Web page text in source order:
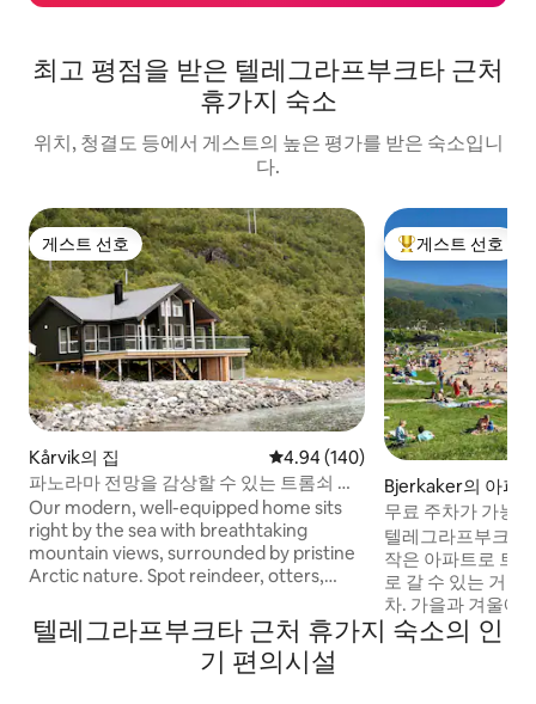
최고 평점을 받은 텔레그라프부크타 근처
휴가지 숙소
위치, 청결도 등에서 게스트의 높은 평가를 받은 숙소입니
다.
게스트 선호
게스트 선호
Kårvik의 집 평점 4.94점(5점 만점), 후기 140
4.94 (140)
파노라마 전망을 감상할 수 있는 트롬쇠 근
처의 바닷가 주택
Our modern, well-equipped home sits
right by the sea with breathtaking
mountain views, surrounded by pristine
Arctic nature. Spot reindeer, otters,
Northern Lights from the porch. Steps
away, enjoy a panoramic sauna by the
water. A traditional BBQ hut is available
상위 게스트 선호
게스트 선호
Bjerkaker의 아파
무료 주차가 가능
크타
텔레그라프부크타
작은 아파트로 트
로 갈 수 있는 거리
차. 가을과 겨울에
훌륭한 조건. 숲,
이 모두 있는 훌륭
텔레그라프부크타 근처 휴가지 숙소의 인
기 편의시설